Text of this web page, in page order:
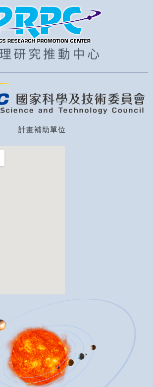
計畫補助單位